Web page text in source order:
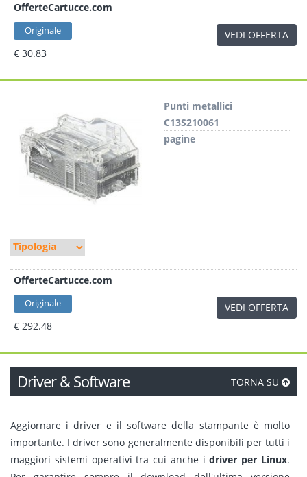
OfferteCartucce.com
Originale
€ 30.83
VEDI OFFERTA
Punti metallici
C13S210061
pagine
OfferteCartucce.com
Originale
€ 292.48
VEDI OFFERTA
Driver & Software TORNA SU
Aggiornare i driver e il software della stampante è molto
importante. I driver sono generalmente disponibili per tutti i
maggiori sistemi operativi tra cui anche idriver per Linux.